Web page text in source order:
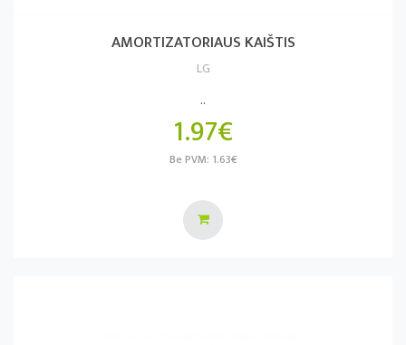
AMORTIZATORIAUS KAIŠTIS
LG
..
1.97€
Be PVM: 1.63€